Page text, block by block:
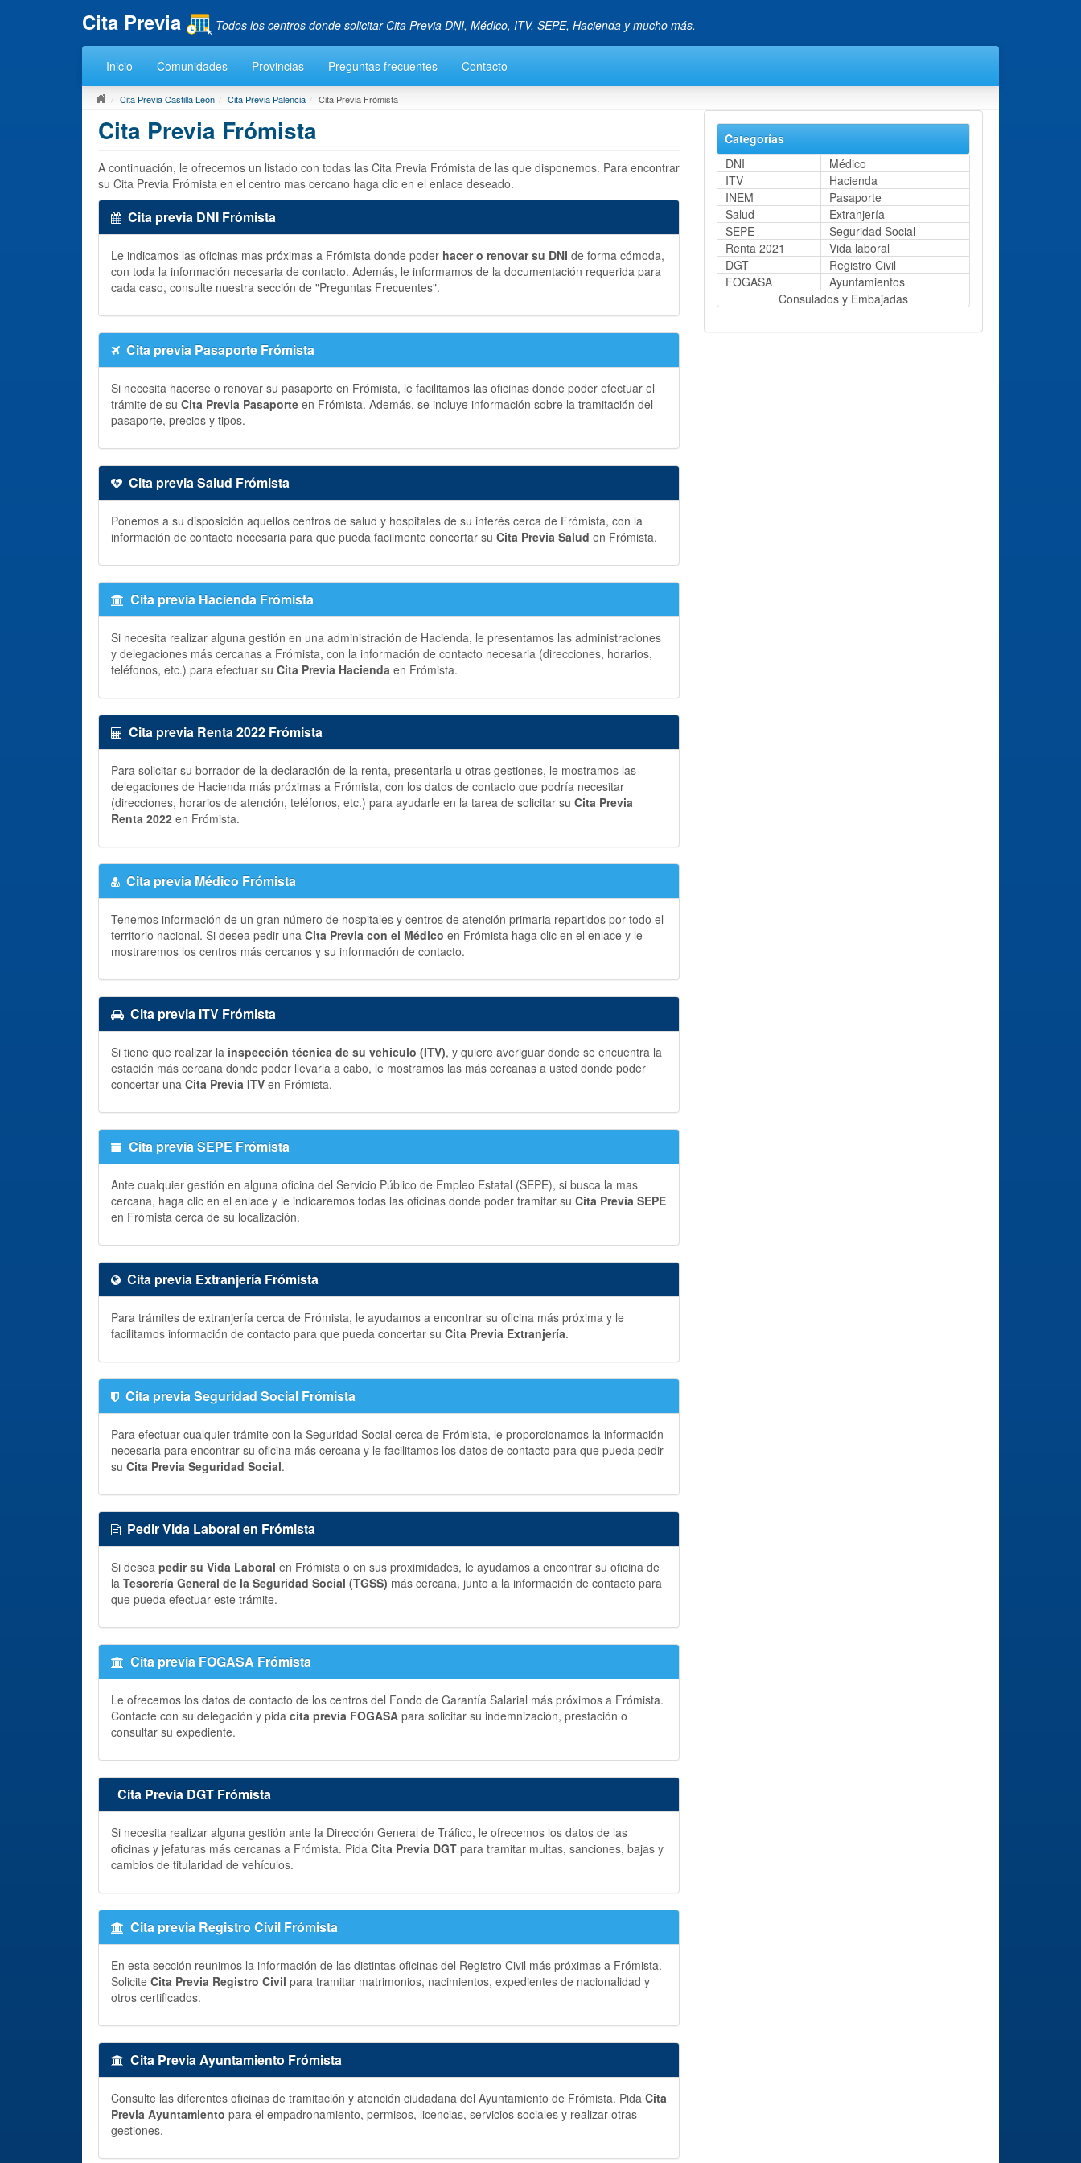
Cita Previa Todos los centros donde solicitar Cita Previa DNI, Médico, ITV, SEPE, Hacienda y mucho más.
Inicio Comunidades Provincias Preguntas frecuentes Contacto
Cita Previa Castilla León Cita Previa Palencia Cita Previa Frómista
Cita Previa Frómista
A continuación, le ofrecemos un listado con todas las Cita Previa Frómista de las que disponemos. Para encontrar
su Cita Previa Frómista en el centro mas cercano haga clic en el enlace deseado.
Cita previa DNI Frómista
Le indicamos las oficinas mas próximas a Frómista donde poder hacer o renovar su DNI de forma cómoda,
con toda la información necesaria de contacto. Además, le informamos de la documentación requerida para
cada caso, consulte nuestra sección de "Preguntas Frecuentes".
Cita previa Pasaporte Frómista
Si necesita hacerse o renovar su pasaporte en Frómista, le facilitamos las oficinas donde poder efectuar el
trámite de su Cita Previa Pasaporte en Frómista. Además, se incluye información sobre la tramitación del
pasaporte, precios y tipos.
Cita previa Salud Frómista
Ponemos a su disposición aquellos centros de salud y hospitales de su interés cerca de Frómista, con la
información de contacto necesaria para que pueda facilmente concertar su Cita Previa Salud en Frómista.
Cita previa Hacienda Frómista
Si necesita realizar alguna gestión en una administración de Hacienda, le presentamos las administraciones
y delegaciones más cercanas a Frómista, con la información de contacto necesaria (direcciones, horarios,
teléfonos, etc.) para efectuar su Cita Previa Hacienda en Frómista.
Cita previa Renta 2022 Frómista
Para solicitar su borrador de la declaración de la renta, presentarla u otras gestiones, le mostramos las
delegaciones de Hacienda más próximas a Frómista, con los datos de contacto que podría necesitar
(direcciones, horarios de atención, teléfonos, etc.) para ayudarle en la tarea de solicitar su Cita Previa
Renta 2022 en Frómista.
Cita previa Médico Frómista
Tenemos información de un gran número de hospitales y centros de atención primaria repartidos por todo el
territorio nacional. Si desea pedir una Cita Previa con el Médico en Frómista haga clic en el enlace y le
mostraremos los centros más cercanos y su información de contacto.
Cita previa ITV Frómista
Si tiene que realizar la inspección técnica de su vehiculo (ITV), y quiere averiguar donde se encuentra la
estación más cercana donde poder llevarla a cabo, le mostramos las más cercanas a usted donde poder
concertar una Cita Previa ITV en Frómista.
Cita previa SEPE Frómista
Ante cualquier gestión en alguna oficina del Servicio Público de Empleo Estatal (SEPE), si busca la mas
cercana, haga clic en el enlace y le indicaremos todas las oficinas donde poder tramitar su Cita Previa SEPE
en Frómista cerca de su localización.
Cita previa Extranjería Frómista
Para trámites de extranjería cerca de Frómista, le ayudamos a encontrar su oficina más próxima y le
facilitamos información de contacto para que pueda concertar su Cita Previa Extranjería.
Cita previa Seguridad Social Frómista
Para efectuar cualquier trámite con la Seguridad Social cerca de Frómista, le proporcionamos la información
necesaria para encontrar su oficina más cercana y le facilitamos los datos de contacto para que pueda pedir
su Cita Previa Seguridad Social.
Pedir Vida Laboral en Frómista
Si desea pedir su Vida Laboral en Frómista o en sus proximidades, le ayudamos a encontrar su oficina de
la Tesorería General de la Seguridad Social (TGSS) más cercana, junto a la información de contacto para
que pueda efectuar este trámite.
Cita previa FOGASA Frómista
Le ofrecemos los datos de contacto de los centros del Fondo de Garantía Salarial más próximos a Frómista.
Contacte con su delegación y pida cita previa FOGASA para solicitar su indemnización, prestación o
consultar su expediente.
Cita Previa DGT Frómista
Si necesita realizar alguna gestión ante la Dirección General de Tráfico, le ofrecemos los datos de las
oficinas y jefaturas más cercanas a Frómista. Pida Cita Previa DGT para tramitar multas, sanciones, bajas y
cambios de titularidad de vehículos.
Cita previa Registro Civil Frómista
En esta sección reunimos la información de las distintas oficinas del Registro Civil más próximas a Frómista.
Solicite Cita Previa Registro Civil para tramitar matrimonios, nacimientos, expedientes de nacionalidad y
otros certificados.
Cita Previa Ayuntamiento Frómista
Consulte las diferentes oficinas de tramitación y atención ciudadana del Ayuntamiento de Frómista. Pida Cita
Previa Ayuntamiento para el empadronamiento, permisos, licencias, servicios sociales y realizar otras
gestiones.
Categorías
DNI
Médico
ITV
Hacienda
INEM
Pasaporte
Salud
Extranjería
SEPE
Seguridad Social
Renta 2021
Vida laboral
DGT
Registro Civil
FOGASA
Ayuntamientos
Consulados y Embajadas